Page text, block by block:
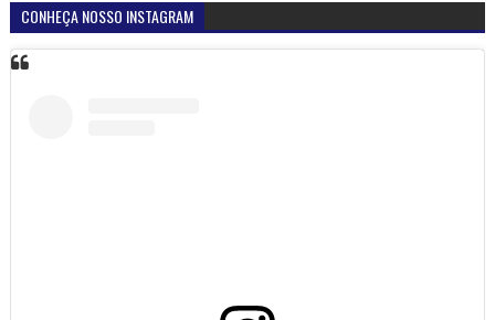
CONHEÇA NOSSO INSTAGRAM